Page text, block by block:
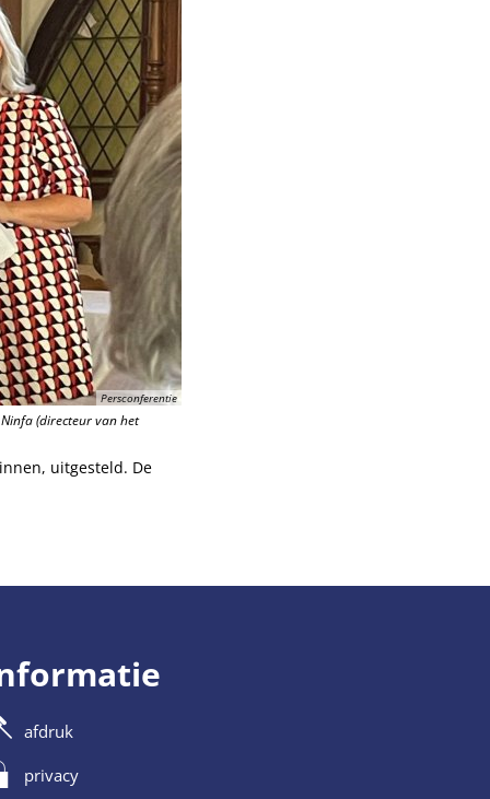
Persconferentie
(directeur van het
uitgesteld. De
afdruk
privacy